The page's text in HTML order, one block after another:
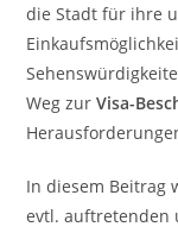
die Stadt für ihre
Weg zurVisa-
In diesem Beitrag
evtl. auftretenden